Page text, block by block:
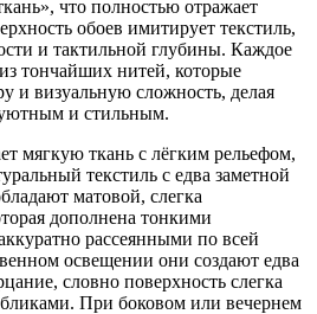
что полностью отражает
обоев имитирует текстиль,
и тактильной глубины. Каждое
тончайших нитей, которые
и визуальную сложность, делая
и стильным.
мягкую ткань с лёгким рельефом,
текстиль с едва заметной
матовой, слегка
дополнена тонкими
рассеянными по всей
освещении они создают едва
словно поверхность слегка
При боковом или вечернем